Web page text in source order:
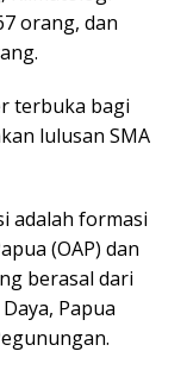
orang, dan
terbuka bagi
lulusan SMA
adalah formasi
(OAP) dan
berasal dari
Papua